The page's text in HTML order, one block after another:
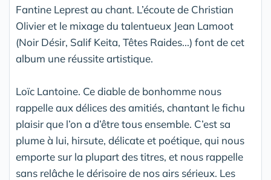
Fantine Leprest au chant. L’écoute de Christian
Olivier et le mixage du talentueux Jean Lamoot
(Noir Désir, Salif Keita, Têtes Raides...) font de cet
album une réussite artistique.
Loïc Lantoine. Ce diable de bonhomme nous
rappelle aux délices des amitiés, chantant le fichu
plaisir que l’on a d’être tous ensemble. C’est sa
plume à lui, hirsute, délicate et poétique, qui nous
emporte sur la plupart des titres, et nous rappelle
sans relâche le dérisoire de nos airs sérieux. Les